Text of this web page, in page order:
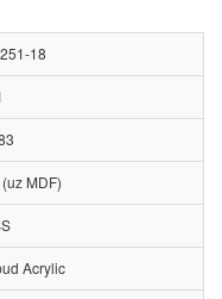
18
MDF)
Acrylic